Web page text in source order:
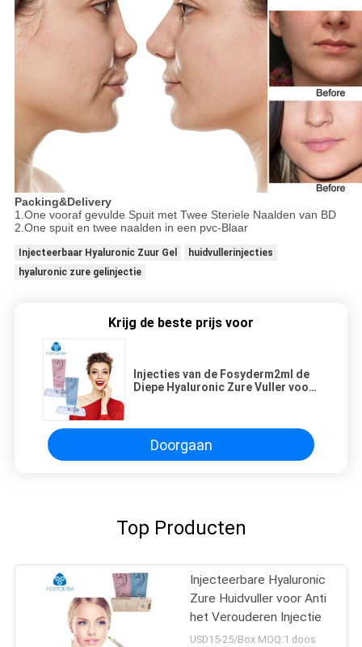
Packing&Delivery
1.One vooraf gevulde Spuit met Twee Steriele Naalden van BD
2.One spuit en twee naalden in een pvc-Blaar
Injecteerbaar Hyaluronic Zuur Gel
huidvullerinjecties
hyaluronic zure gelinjectie
Krijg de beste prijs voor
Injecties van de Fosyderm2ml de
Diepe Hyaluronic Zure Vuller voor
Doorgaan
Top Producten
Injecteerbare Hyaluronic
Zure Huidvuller voor Anti
het Verouderen Injectie
USD15-25/Box MOQ:1 doos